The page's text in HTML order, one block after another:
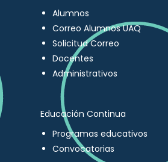
Alumnos
Correo Alumnos UAQ
Solicitud Correo
Docentes
Administrativos
Educación Continua
Programas educativos
Convocatorias